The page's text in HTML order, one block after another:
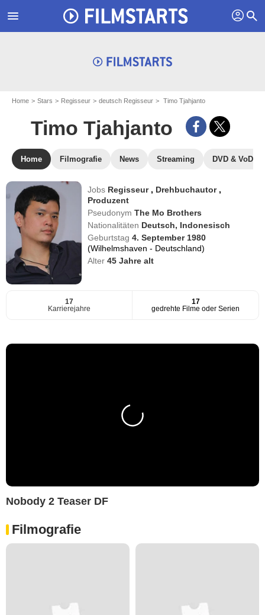
menu profil search
Home Stars Regisseur deutsch Regisseur Timo Tjahjanto
Timo Tjahjanto
Home Filmografie News Streaming DVD & VoD
Jobs Regisseur , Drehbuchautor ,
Produzent
PseudonymThe Mo Brothers
Nationalitäten Deutsch, Indonesisch
Geburtstag4. September 1980
(Wilhelmshaven - Deutschland)
Alter45 Jahre alt
17
Karrierejahre
17
gedrehte Filme oder Serien
Nobody 2 Teaser DF
Filmografie